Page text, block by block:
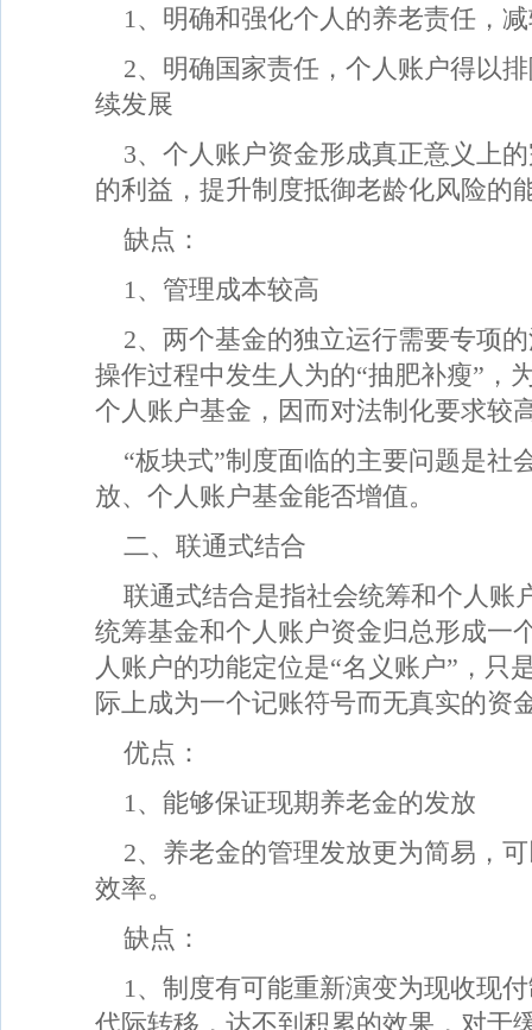
1、明确和强化个人的养老责任，
2、明确国家责任，个人账户得以
续发展
3、个人账户资金形成真正意义上
的利益，提升制度抵御老龄化风险的
缺点：
1、管理成本较高
2、两个基金的独立运行需要专项
操作过程中发生人为的“抽肥补瘦”，
个人账户基金，因而对法制化要求较
“板块式”制度面临的主要问题是社
放、个人账户基金能否增值。
二、联通式结合
联通式结合是指社会统筹和个人账
统筹基金和个人账户资金归总形成一
人账户的功能定位是“名义账户”，只
际上成为一个记账符号而无真实的资
优点：
1、能够保证现期养老金的发放
2、养老金的管理发放更为简易，
效率。
缺点：
1、制度有可能重新演变为现收现
代际转移，达不到积累的效果，对于